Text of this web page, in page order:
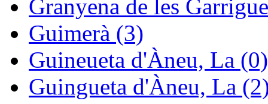
Granyena de les
Guimerà (3)
Guineueta d'Àneu, La (0)
Guingueta d'Àneu, La